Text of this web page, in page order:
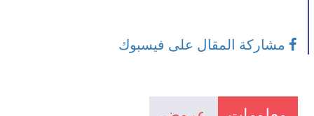
مشاركة المقال على فيسبوك